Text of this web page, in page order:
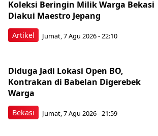
Artikel
Koleksi Beringin Milik Warga Bekasi
Diakui Maestro Jepang
Jumat, 7 Agu 2026 - 22:10
Bekasi
Diduga Jadi Lokasi Open BO,
Kontrakan di Babelan Digerebek
Warga
Jumat, 7 Agu 2026 - 21:59